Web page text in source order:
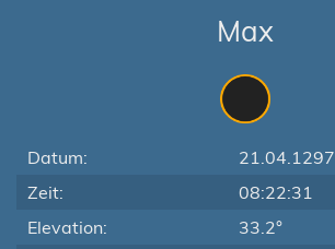
Max
Datum:
21.04.1297
Zeit:
08:22:31
Elevation:
33.2°